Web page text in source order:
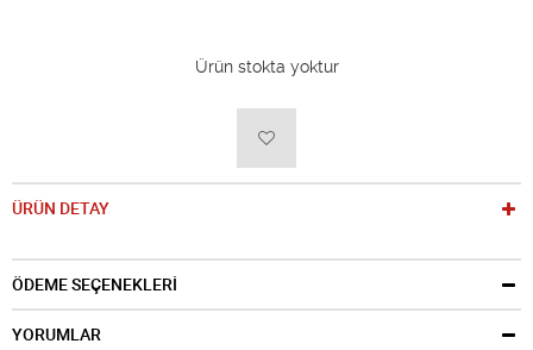
Ürün stokta yoktur
ÜRÜN DETAY
ÖDEME SEÇENEKLERİ
YORUMLAR